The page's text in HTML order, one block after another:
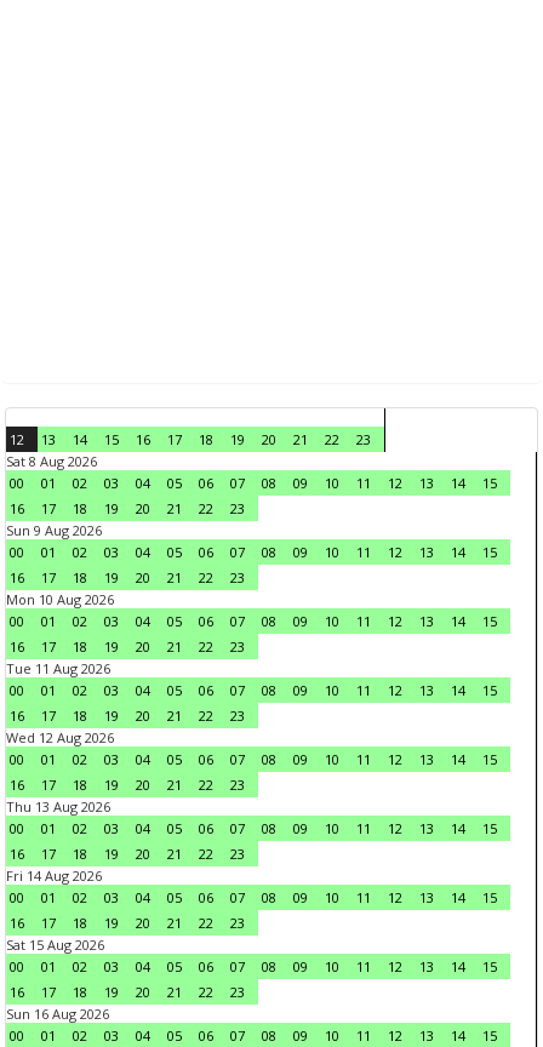
12 13 14 15 16 17 18 19 20 21 22
23
Sat 8 Aug 2026
00
01 02 03 04 05 06 07 08 09 10 11 12 13 14
15
16
17 18 19 20 21 22
23
Sun 9 Aug 2026
00
01 02 03 04 05 06 07 08 09 10 11 12 13 14
15
16
17 18 19 20 21 22
23
Mon 10 Aug 2026
00
01 02 03 04 05 06 07 08 09 10 11 12 13 14
15
16
17 18 19 20 21 22
23
Tue 11 Aug 2026
00
01 02 03 04 05 06 07 08 09 10 11 12 13 14
15
16
17 18 19 20 21 22
23
Wed 12 Aug 2026
00
01 02 03 04 05 06 07 08 09 10 11 12 13 14
15
16
17 18 19 20 21 22
23
Thu 13 Aug 2026
00
01 02 03 04 05 06 07 08 09 10 11 12 13 14
15
16
17 18 19 20 21 22
23
Fri 14 Aug 2026
00
01 02 03 04 05 06 07 08 09 10 11 12 13 14
15
16
17 18 19 20 21 22
23
Sat 15 Aug 2026
00
01 02 03 04 05 06 07 08 09 10 11 12 13 14
15
16
17 18 19 20 21 22
23
Sun 16 Aug 2026
00
01 02 03 04 05 06 07 08 09 10 11 12 13 14 15